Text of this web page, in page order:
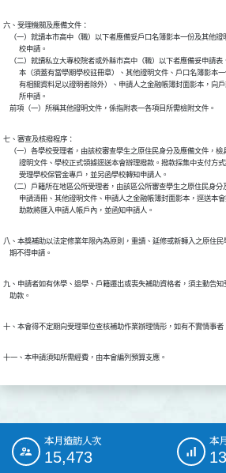
六、受理機關及應備文件：
（一）就讀本市高中（職）以下者應備妥戶口名簿影本一份及其他
          校申請。
（二）就讀私立大專校院者或外縣市高中（職）以下者應備妥申請
本（須蓋有當學期學校註冊章）、其他證明文件、戶口名簿影本
有相關資料足以證明者除外）、申請人之金融帳簿封面影本，向
          所申請。
    前項（一）所稱其他證明文件，係指附表一各項目所需檢附文件。
七、審查及核撥程序：
（一）各學校受理者，由該校審查學生之原住民身分及應備文件，
證明文件、學校正式領據逕送本會辦理撥款。撥款採集中支付方
          受理學校保管金專戶，並另函學校轉知申請人。
（二）戶籍所在地區公所受理者，由該區公所審查學生之原住民身
申請清冊、其他證明文件、申請人之金融帳簿封面影本，逕送本
          助款將匯入申請人帳戶內，並函知申請人。
八、本獎補助以法定修業年限內為原則，重讀、延修或新轉入之原住
    期不得申請。
九、申請者如有休學、退學、戶籍遷出或喪失補助資格者，須主動告
    助款。
十、本會得不定期向受理單位查核補助作業辦理情形，如有不實情事者
十一、本申請須知所需經費，由本會編列預算支應。
::: 本月造訪人次
15,473
本